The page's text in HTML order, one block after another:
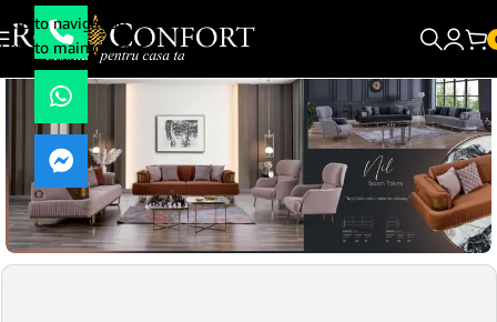
Skip to navigation
Skip to main content